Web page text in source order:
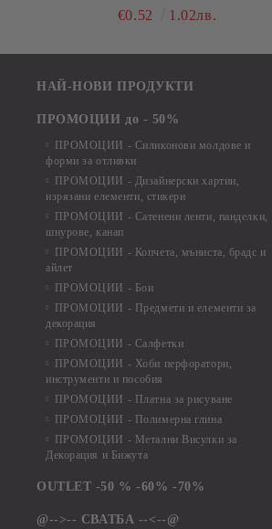
Х 10,00 СМ
€0.52 1.02лв.
НАЙ-НОВИ ПРОДУКТИ
ПРОМОЦИИ до - 50%
ПРОМОЦИИ - Силиконови молдове и
форми за отливки
ПРОМОЦИИ - Дизайнерски хартии,
изрязани елементи, стикери
ПРОМОЦИИ - Сатенени ленти, панделки,
шнурове, канап
ПРОМОЦИИ - Копчета, мъниста, брадс и
айлет
ПРОМОЦИИ - Бои
ПРОМОЦИИ - Предмети и елементи за
декорация
ПРОМОЦИИ - Салфетки
ПРОМОЦИИ - Хоби перфоратори,
инструменти и пособия
ПРОМОЦИИ - Платна за рисуване
ПРОМОЦИИ - Полимерна глина
ПРОМОЦИИ - Метални Висулки за
Декорация и Бижута
OUTLET -50 % -60% -70%
@-->-- СВАТБА --<--@